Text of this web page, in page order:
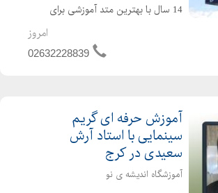
14 سال با بهترین متد آموزشی برای
نوجوانان آموزش تخصصی بازیگری همراه
با بهترین و مجرب ترین اساتید سینما
امروز
02632228839
آموزش حرفه ای گریم
سینمایی با استاد آرش
سعیدی در کرج
آموزشگاه اندیشه ی نو